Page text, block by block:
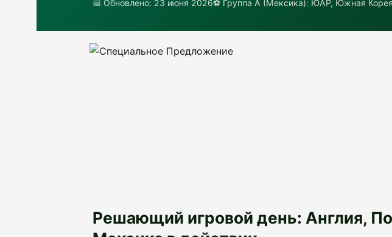
📅 Обновлено: 23 июня 2026⚽ Группа A (Мексика): ЮАР, Южная
Решающий игровой день: Англия,